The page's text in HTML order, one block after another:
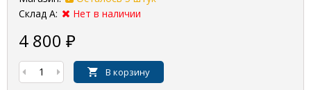
Склад А:
Нет в наличии
4 800 ₽
В корзину